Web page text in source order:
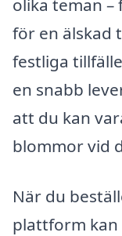
olika teman
för en älskad
festliga
en snabb
att du kan
blommor vid
När du
plattform kan